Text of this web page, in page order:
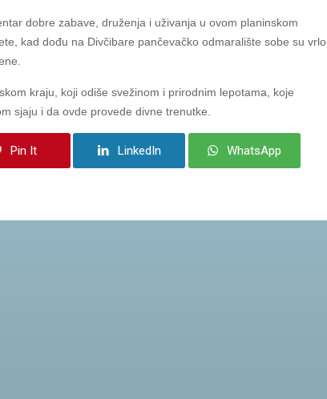
dobre zabave, druženja i uživanja u ovom planinskom
kad dođu na Divčibare pančevačko odmaralište sobe su vrlo
kraju, koji odiše svežinom i prirodnim lepotama, koje
sjaju i da ovde provede divne trenutke.
Pin It LinkedIn WhatsApp